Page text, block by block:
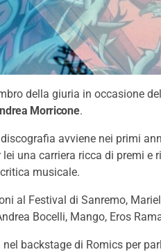
della giuria in occasione
Morricone.
avviene nei primi
una carriera ricca di premi
musicale.
al Festival di Sanremo,
Bocelli, Mango, Eros
backstage di Romics per